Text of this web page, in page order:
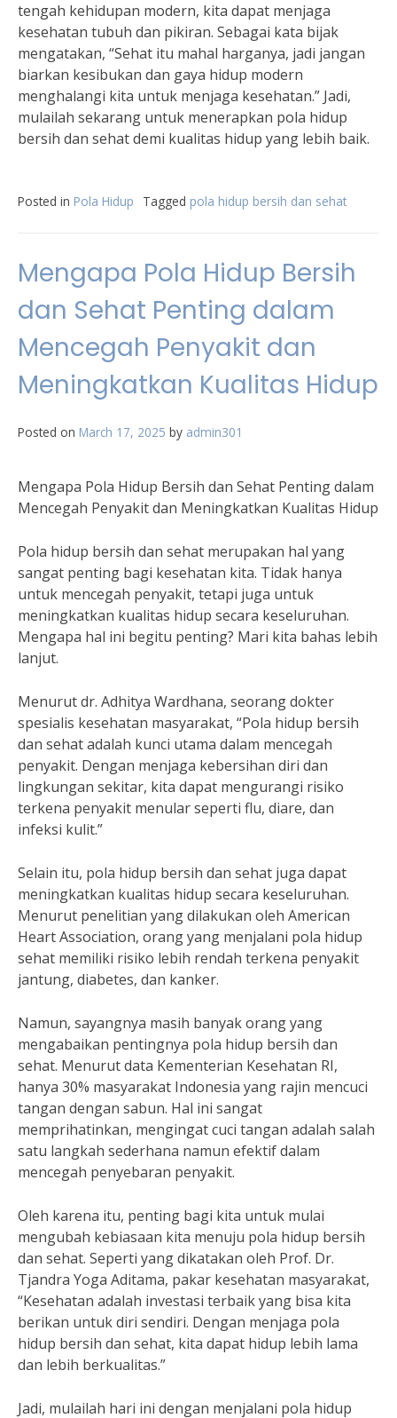
tengah kehidupan modern, kita dapat menjaga
kesehatan tubuh dan pikiran. Sebagai kata bijak
mengatakan, “Sehat itu mahal harganya, jadi jangan
biarkan kesibukan dan gaya hidup modern
menghalangi kita untuk menjaga kesehatan.” Jadi,
mulailah sekarang untuk menerapkan pola hidup
bersih dan sehat demi kualitas hidup yang lebih baik.
Posted in Pola Hidup Tagged pola hidup bersih dan sehat
Mengapa Pola Hidup Bersih
dan Sehat Penting dalam
Mencegah Penyakit dan
Meningkatkan Kualitas Hidup
Posted on March 17, 2025 by admin301
Mengapa Pola Hidup Bersih dan Sehat Penting dalam
Mencegah Penyakit dan Meningkatkan Kualitas Hidup
Pola hidup bersih dan sehat merupakan hal yang
sangat penting bagi kesehatan kita. Tidak hanya
untuk mencegah penyakit, tetapi juga untuk
meningkatkan kualitas hidup secara keseluruhan.
Mengapa hal ini begitu penting? Mari kita bahas lebih
lanjut.
Menurut dr. Adhitya Wardhana, seorang dokter
spesialis kesehatan masyarakat, “Pola hidup bersih
dan sehat adalah kunci utama dalam mencegah
penyakit. Dengan menjaga kebersihan diri dan
lingkungan sekitar, kita dapat mengurangi risiko
terkena penyakit menular seperti flu, diare, dan
infeksi kulit.”
Selain itu, pola hidup bersih dan sehat juga dapat
meningkatkan kualitas hidup secara keseluruhan.
Menurut penelitian yang dilakukan oleh American
Heart Association, orang yang menjalani pola hidup
sehat memiliki risiko lebih rendah terkena penyakit
jantung, diabetes, dan kanker.
Namun, sayangnya masih banyak orang yang
mengabaikan pentingnya pola hidup bersih dan
sehat. Menurut data Kementerian Kesehatan RI,
hanya 30% masyarakat Indonesia yang rajin mencuci
tangan dengan sabun. Hal ini sangat
memprihatinkan, mengingat cuci tangan adalah salah
satu langkah sederhana namun efektif dalam
mencegah penyebaran penyakit.
Oleh karena itu, penting bagi kita untuk mulai
mengubah kebiasaan kita menuju pola hidup bersih
dan sehat. Seperti yang dikatakan oleh Prof. Dr.
Tjandra Yoga Aditama, pakar kesehatan masyarakat,
“Kesehatan adalah investasi terbaik yang bisa kita
berikan untuk diri sendiri. Dengan menjaga pola
hidup bersih dan sehat, kita dapat hidup lebih lama
dan lebih berkualitas.”
Jadi, mulailah hari ini dengan menjalani pola hidup